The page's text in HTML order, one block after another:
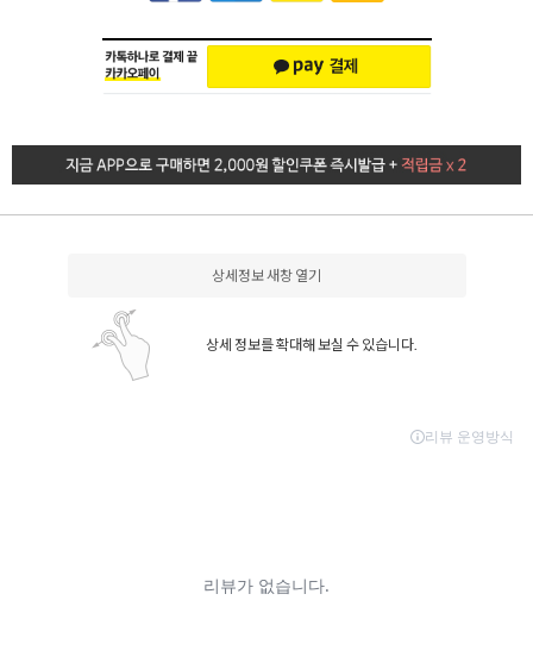
상세정보 새창 열기
상세 정보를 확대해 보실 수 있습니다.